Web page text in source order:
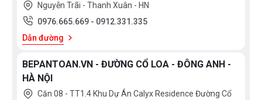
Nguyễn Trãi - Thanh Xuân - HN
0976.665.669 - 0912.331.335
Dẫn đường
BEPANTOAN.VN - ĐƯỜNG CỔ LOA - ĐÔNG ANH -
HÀ NỘI
Căn 08 - TT1.4 Khu Dự Án Calyx Residence Đường Cổ